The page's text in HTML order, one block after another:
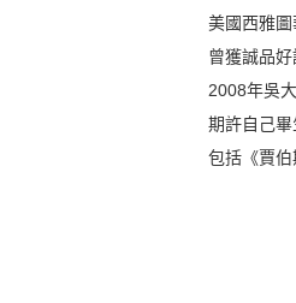
美國西雅圖
曾獲誠品
2008年吳
期許自己
包括《賈